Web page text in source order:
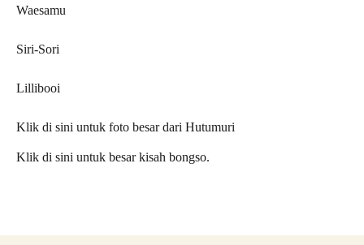
Waesamu
Siri-Sori
Lillibooi
Klik di sini untuk foto besar dari Hutumuri
Klik di sini untuk besar kisah bongso.